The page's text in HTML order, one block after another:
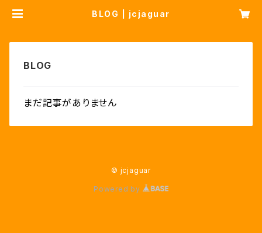
BLOG | jcjaguar
まだ記事がありません
© jcjaguar
Powered by